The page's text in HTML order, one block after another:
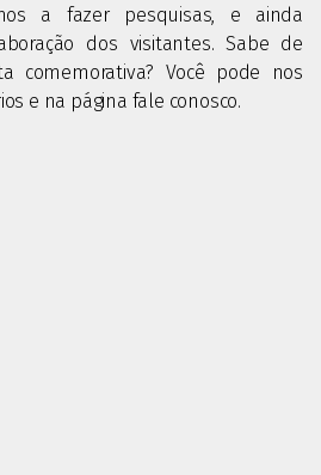
a fazer pesquisas, e ainda
dos visitantes. Sabe de
comemorativa? Você pode nos
e na página fale conosco.